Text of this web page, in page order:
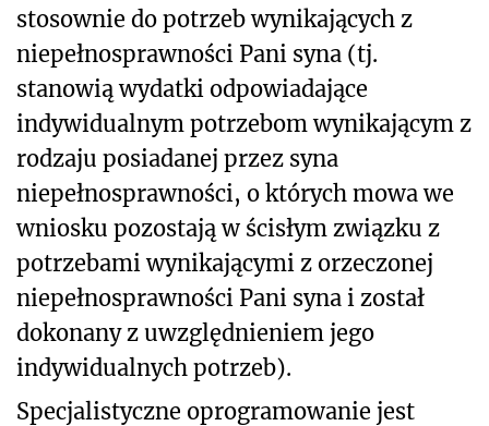
stosownie do potrzeb wynikających z
niepełnosprawności Pani syna (tj.
stanowią wydatki odpowiadające
indywidualnym potrzebom wynikającym z
rodzaju posiadanej przez syna
niepełnosprawności, o których mowa we
wniosku pozostają w ścisłym związku z
potrzebami wynikającymi z orzeczonej
niepełnosprawności Pani syna i został
dokonany z uwzględnieniem jego
indywidualnych potrzeb).
Specjalistyczne oprogramowanie jest